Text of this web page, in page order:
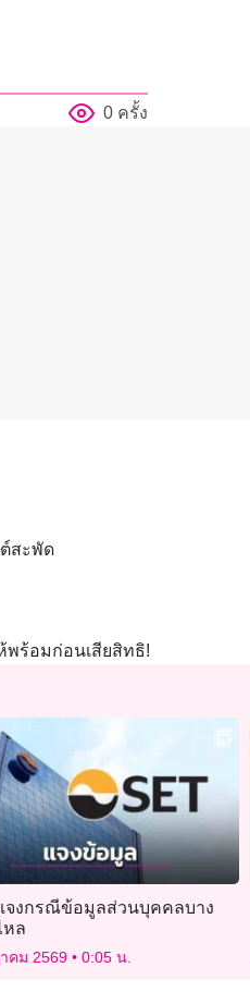
0 ครั้ง
สะพัด
พร้อมก่อนเสียสิทธิ!
จงกรณีข้อมูลส่วนบุคคลบาง
หล
คม 2569 0:05 น.